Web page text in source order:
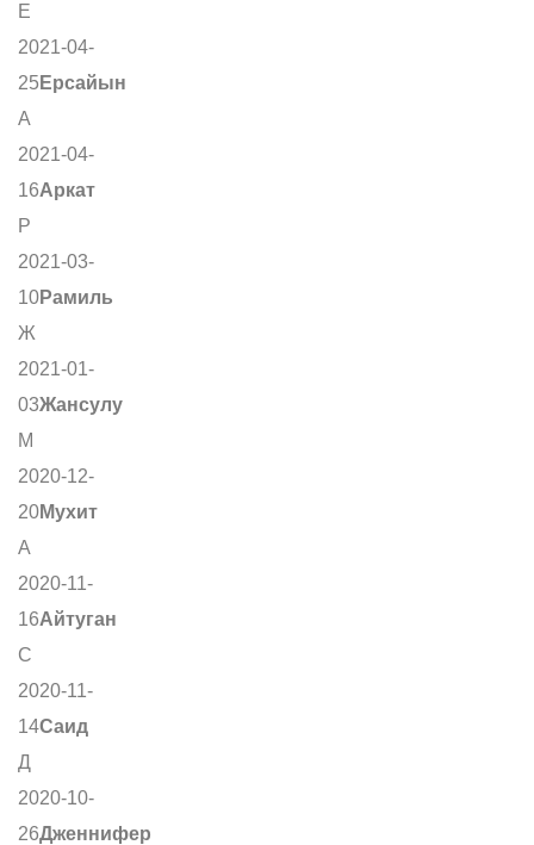
Е
2021-04-
25 Ерсайын
А
2021-04-
16Аркат
Р
2021-03-
10Рамиль
Ж
2021-01-
03Жансулу
М
2020-12-
20Мухит
А
2020-11-
16Айтуган
С
2020-11-
14Саид
Д
2020-10-
26Дженнифер